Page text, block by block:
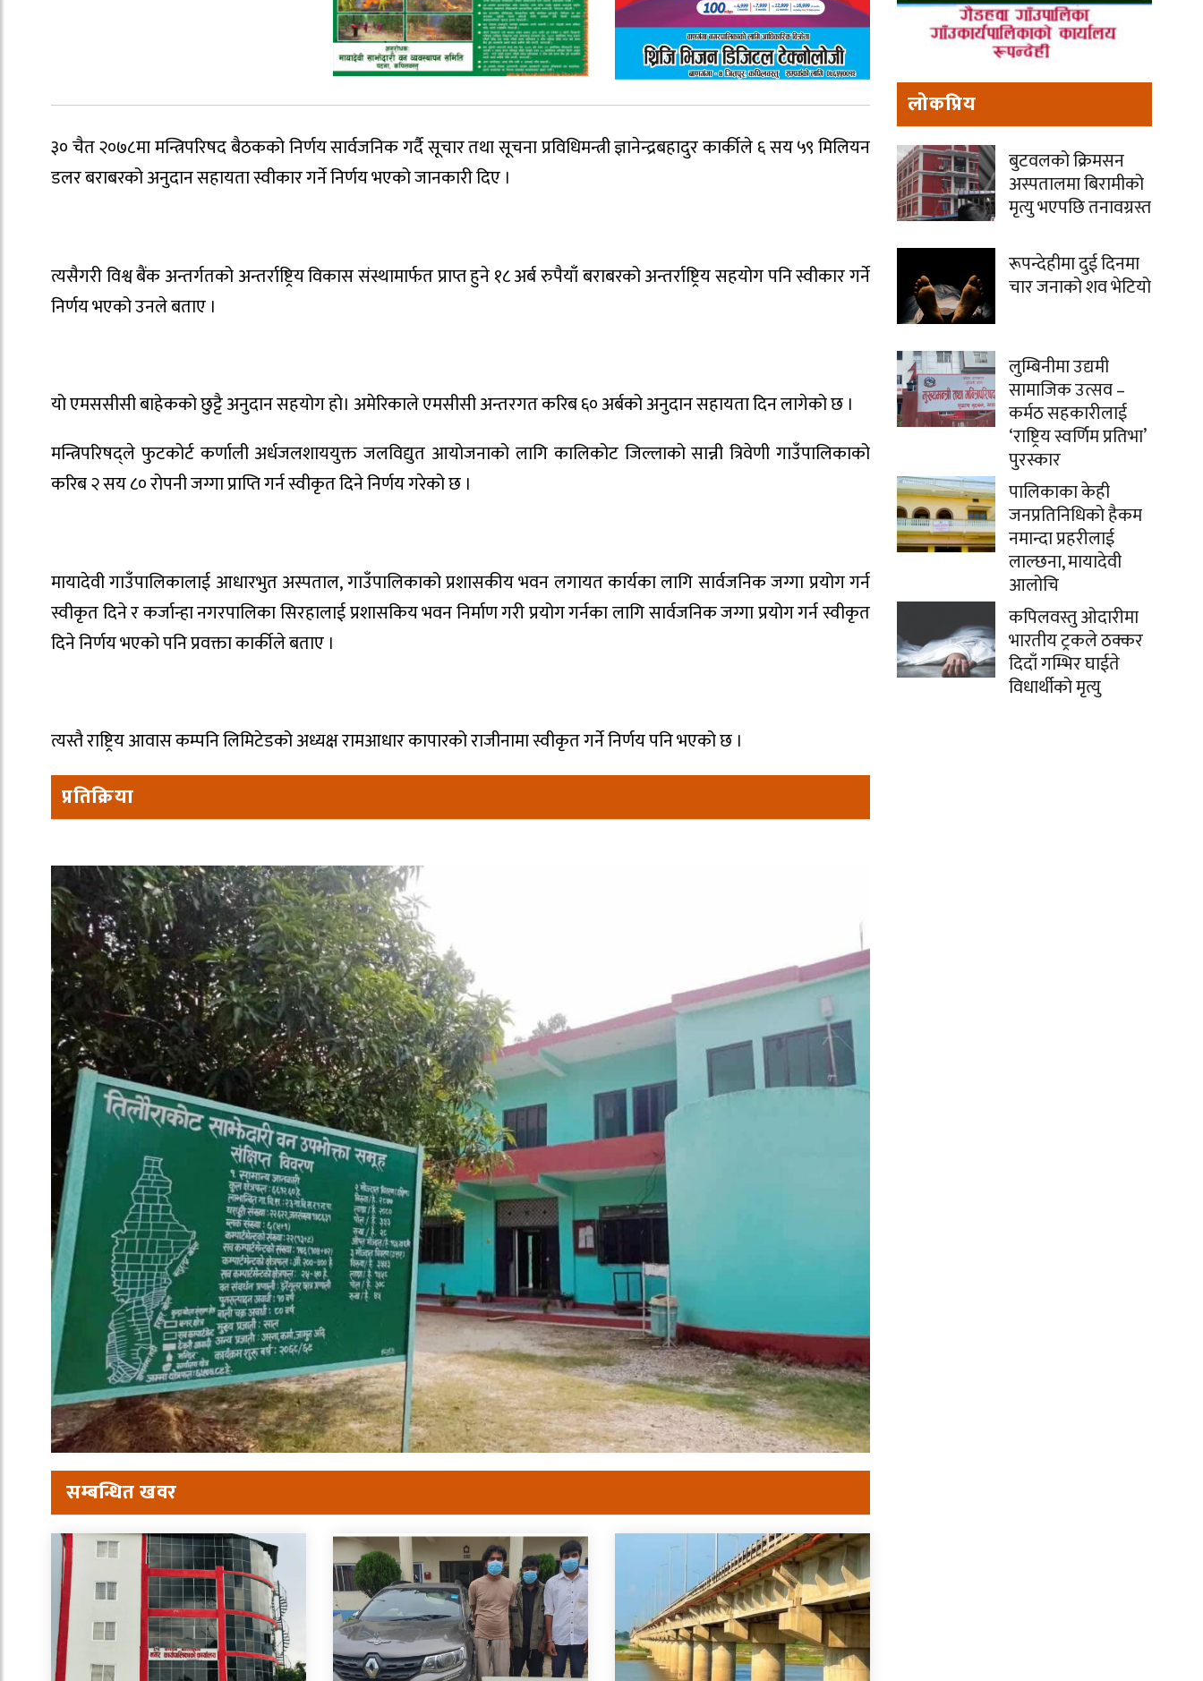
३० चैत २०७८मा मन्त्रिपरिषद बैठकको निर्णय सार्वजनिक गर्दै सूचार तथा सूचना प्रविधिमन्त्री ज्ञानेन्द्रबहादुर कार्कीले ६ सय ५९ मिलियन
डलर बराबरको अनुदान सहायता स्वीकार गर्ने निर्णय भएको जानकारी दिए ।
त्यसैगरी विश्व बैंक अन्तर्गतको अन्तर्राष्ट्रिय विकास संस्थामार्फत प्राप्त हुने १८ अर्ब रुपैयाँ बराबरको अन्तर्राष्ट्रिय सहयोग पनि स्वीकार गर्ने
निर्णय भएको उनले बताए ।
यो एमससीसी बाहेकको छुट्टै अनुदान सहयोग हो। अमेरिकाले एमसीसी अन्तरगत करिब ६० अर्बको अनुदान सहायता दिन लागेको छ ।
मन्त्रिपरिषद्ले फुटकोर्ट कर्णाली अर्धजलशाययुक्त जलविद्युत आयोजनाको लागि कालिकोट जिल्लाको सान्नी त्रिवेणी गाउँपालिकाको
करिब २ सय ८० रोपनी जग्गा प्राप्ति गर्न स्वीकृत दिने निर्णय गरेको छ ।
मायादेवी गाउँपालिकालाई आधारभुत अस्पताल, गाउँपालिकाको प्रशासकीय भवन लगायत कार्यका लागि सार्वजनिक जग्गा प्रयोग गर्न
स्वीकृत दिने र कर्जान्हा नगरपालिका सिरहालाई प्रशासकिय भवन निर्माण गरी प्रयोग गर्नका लागि सार्वजनिक जग्गा प्रयोग गर्न स्वीकृत
दिने निर्णय भएको पनि प्रवक्ता कार्कीले बताए ।
त्यस्तै राष्ट्रिय आवास कम्पनि लिमिटेडको अध्यक्ष रामआधार कापारको राजीनामा स्वीकृत गर्ने निर्णय पनि भएको छ ।
प्रतिक्रिया
सम्बन्धित खवर
लोकप्रिय
बुटवलको क्रिमसन
अस्पतालमा बिरामीको
मृत्यु भएपछि तनावग्रस्त
रूपन्देहीमा दुई दिनमा
चार जनाको शव भेटियो
लुम्बिनीमा उद्यमी
सामाजिक उत्सव –
कर्मठ सहकारीलाई
‘राष्ट्रिय स्वर्णिम प्रतिभा’
पुरस्कार
पालिकाका केही
जनप्रतिनिधिको हैकम
नमान्दा प्रहरीलाई
लाल्छना, मायादेवी
आलोचि
कपिलवस्तु ओदारीमा
भारतीय ट्रकले ठक्कर
दिदाँ गम्भिर घाईते
विधार्थीको मृत्यु